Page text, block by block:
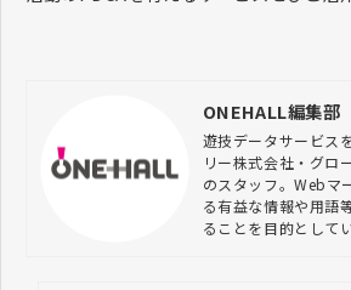
ONEHALL編集部
遊技データサービス
リー株式会社・グロ
のスタッフ。Webマ
る有益な情報や用語
ることを目的としてい